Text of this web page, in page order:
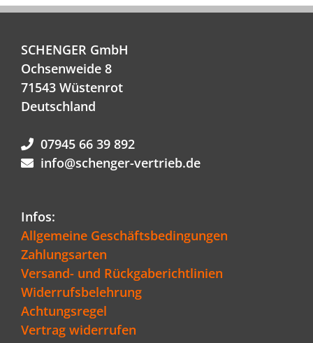
SCHENGER GmbH
Ochsenweide 8
71543 Wüstenrot
Deutschland
07945 66 39 892
info@schenger-vertrieb.de
Infos:
Allgemeine Geschäftsbedingungen
Zahlungsarten
Versand- und Rückgaberichtlinien
Widerrufsbelehrung
Achtungsregel
Vertrag widerrufen